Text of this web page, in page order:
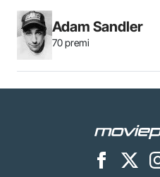
Adam Sandler
70 premi